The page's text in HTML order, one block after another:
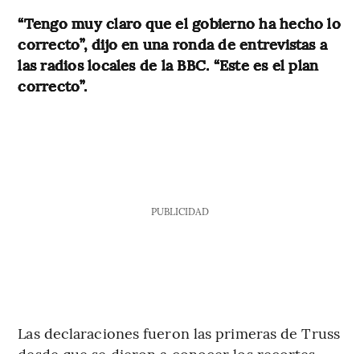
“Tengo muy claro que el gobierno ha hecho lo
correcto”, dijo en una ronda de entrevistas a
las radios locales de la BBC. “Este es el plan
correcto”.
PUBLICIDAD
Las declaraciones fueron las primeras de Truss